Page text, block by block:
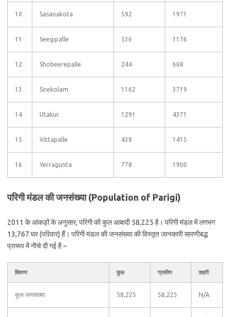
10 Sasanakota 592 1971
11 Seegipalle 536 1176
12 Shobeerepalle 244 668
13 Sirekolam 1162 3719
14 Utakur 1291 4371
15 Vittapalle 438 1415
16 Yerragunta 778 1900
परिगी मंडल की जनसंख्या (Population of Parigi)
2011 के आंकड़ों के अनुसार, परिगी की कुल आबादी 58,225 है। परिगी मंडल में लगभग
13,767 घर (परिवार) हैं। परिगी मंडल की जनसंख्या की विस्तृत जानकारी सारणीबद्ध
प्रारूप में नीचे दी गई है –
विवरण कुल ग्रामीण शहरी
कुल जनसंख्या 58,225 58,225 N/A